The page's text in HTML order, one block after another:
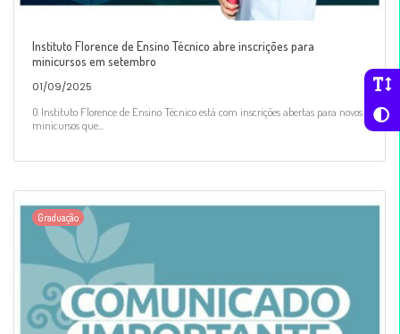
Instituto Florence de Ensino Técnico abre inscrições para
minicursos em setembro
01/09/2025
O Instituto Florence de Ensino Técnico está com inscrições abertas para novos
minicursos que...
Graduação